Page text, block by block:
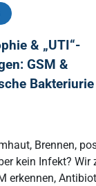
& „UTI“-
GSM &
Brennen,
kein Infekt? Wir
erkennen,